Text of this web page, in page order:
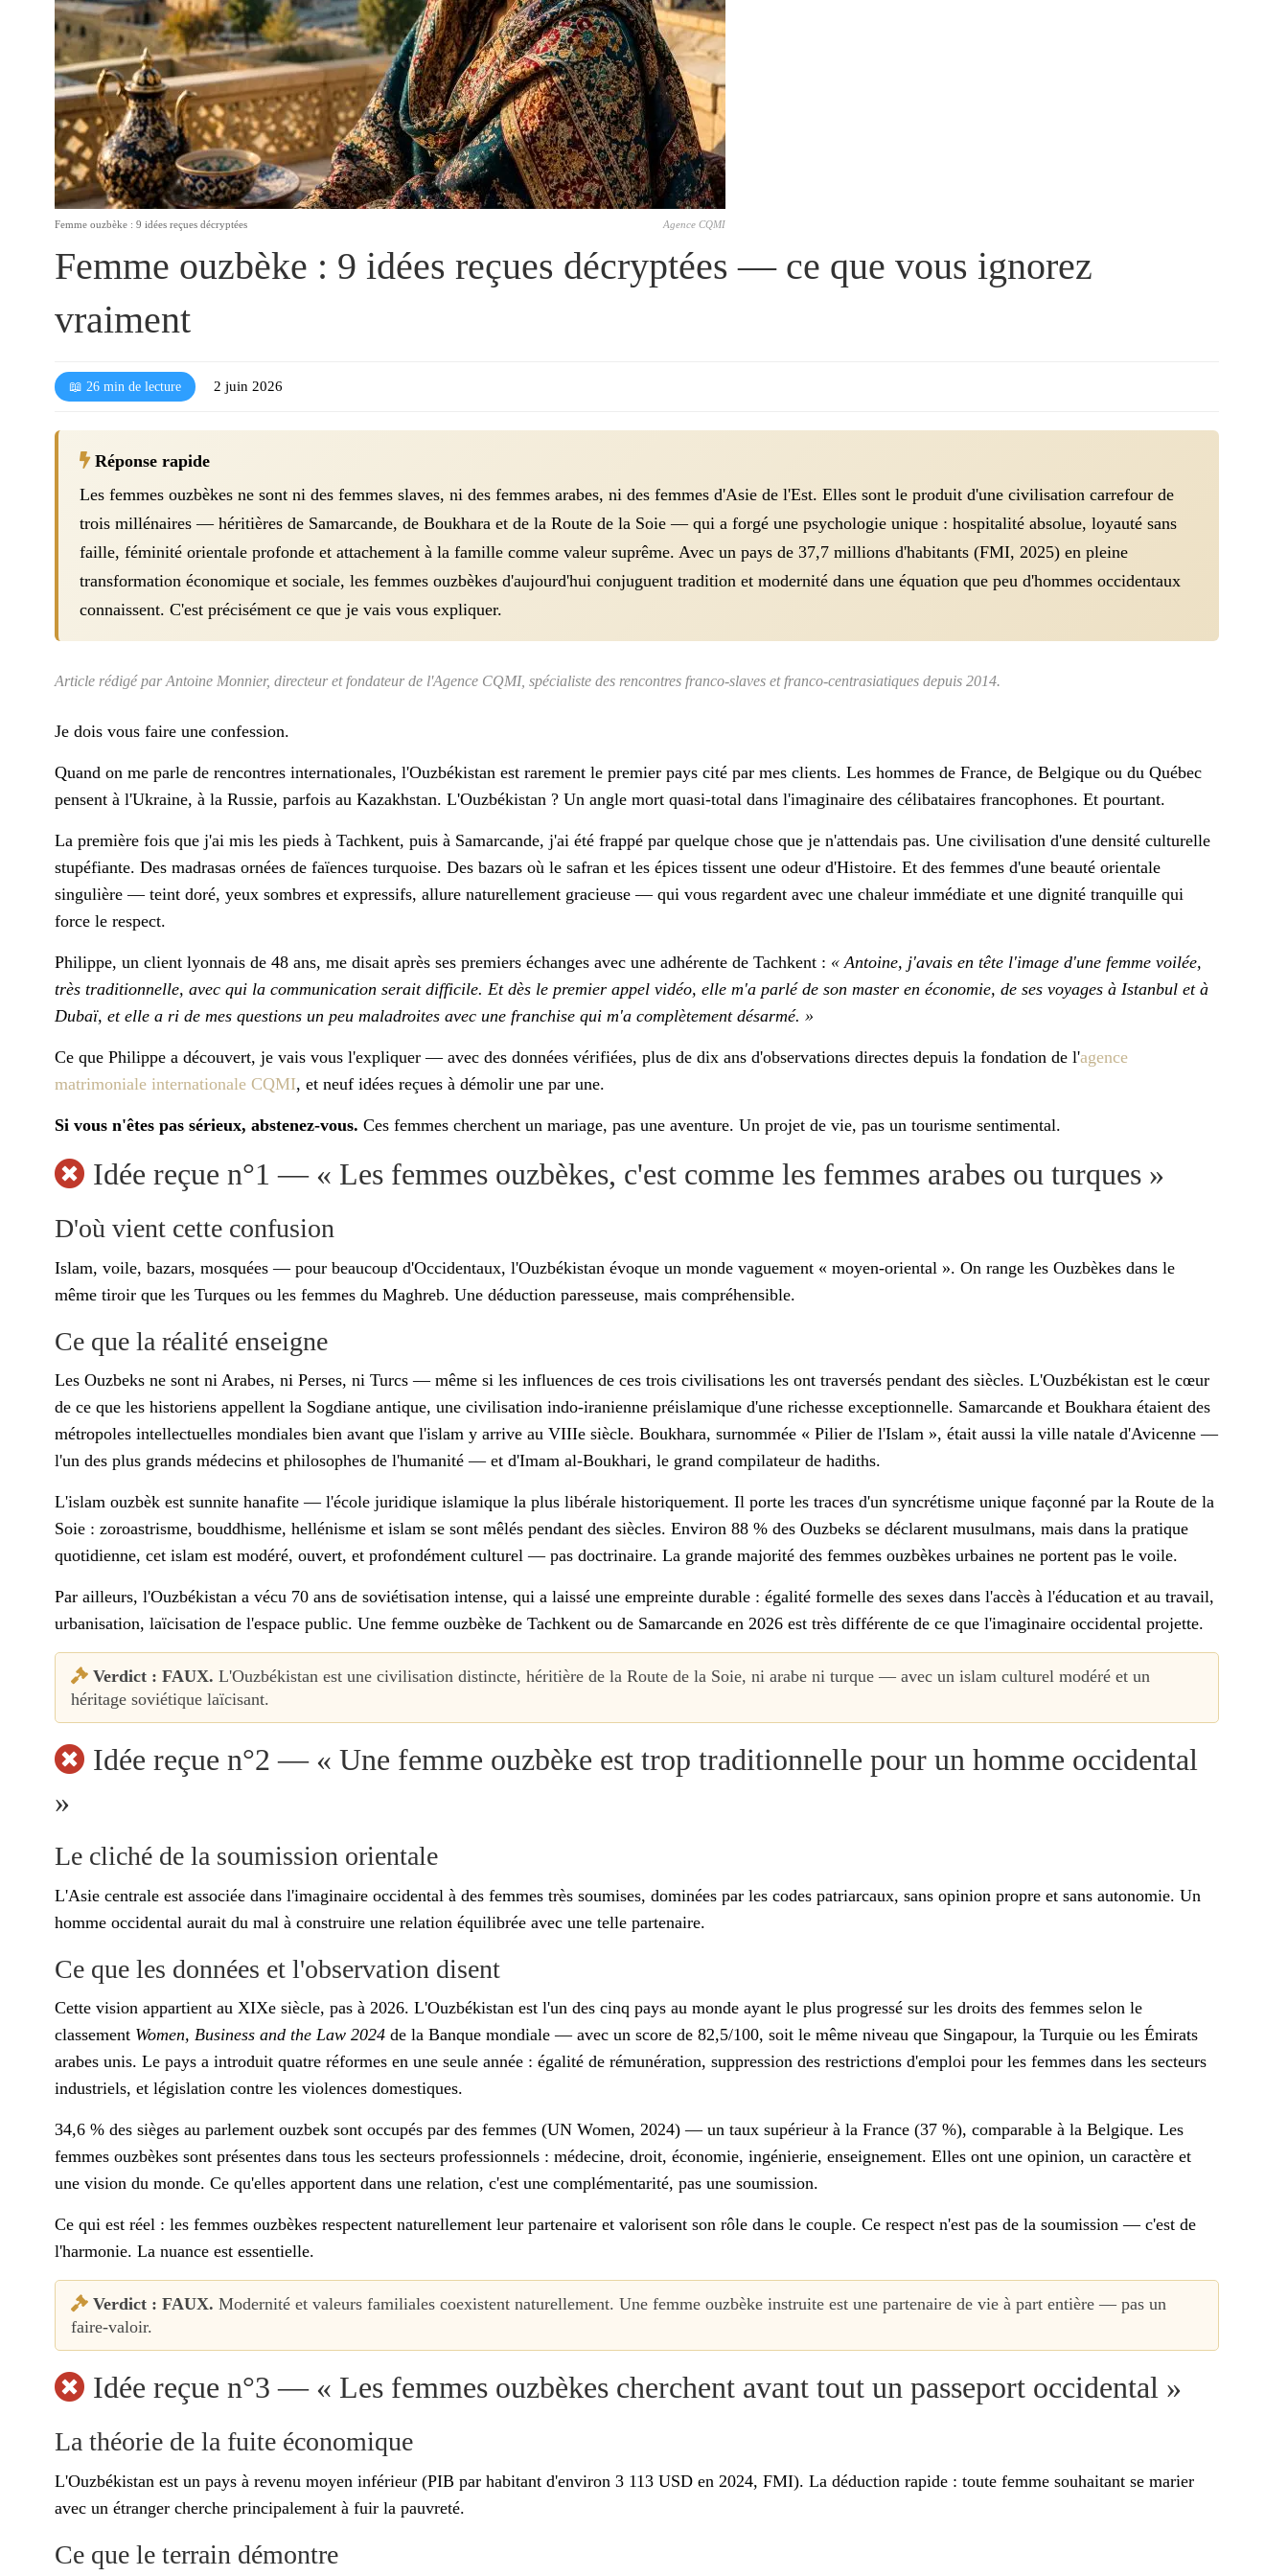
l
é
Femme ouzbèke : 9 idées reçues décryptées Agence CQMI
Femme ouzbèke : 9 idées reçues décryptées — ce que vous ignorez
vraiment
📖 26 min de lecture 2 juin 2026
Réponse rapide
Les femmes ouzbèkes ne sont ni des femmes slaves, ni des femmes arabes, ni des femmes d'Asie de l'Est. Elles sont le produit d'une civilisation carrefour de
trois millénaires — héritières de Samarcande, de Boukhara et de la Route de la Soie — qui a forgé une psychologie unique : hospitalité absolue, loyauté sans
faille, féminité orientale profonde et attachement à la famille comme valeur suprême. Avec un pays de 37,7 millions d'habitants (FMI, 2025) en pleine
transformation économique et sociale, les femmes ouzbèkes d'aujourd'hui conjuguent tradition et modernité dans une équation que peu d'hommes occidentaux
connaissent. C'est précisément ce que je vais vous expliquer.
Article rédigé par Antoine Monnier, directeur et fondateur de l'Agence CQMI, spécialiste des rencontres franco-slaves et franco-centrasiatiques depuis 2014.
Je dois vous faire une confession.
Quand on me parle de rencontres internationales, l'Ouzbékistan est rarement le premier pays cité par mes clients. Les hommes de France, de Belgique ou du Québec
pensent à l'Ukraine, à la Russie, parfois au Kazakhstan. L'Ouzbékistan ? Un angle mort quasi-total dans l'imaginaire des célibataires francophones. Et pourtant.
La première fois que j'ai mis les pieds à Tachkent, puis à Samarcande, j'ai été frappé par quelque chose que je n'attendais pas. Une civilisation d'une densité culturelle
stupéfiante. Des madrasas ornées de faïences turquoise. Des bazars où le safran et les épices tissent une odeur d'Histoire. Et des femmes d'une beauté orientale
singulière — teint doré, yeux sombres et expressifs, allure naturellement gracieuse — qui vous regardent avec une chaleur immédiate et une dignité tranquille qui
force le respect.
Philippe, un client lyonnais de 48 ans, me disait après ses premiers échanges avec une adhérente de Tachkent : « Antoine, j'avais en tête l'image d'une femme voilée,
très traditionnelle, avec qui la communication serait difficile. Et dès le premier appel vidéo, elle m'a parlé de son master en économie, de ses voyages à Istanbul et à
Dubaï, et elle a ri de mes questions un peu maladroites avec une franchise qui m'a complètement désarmé. »
Ce que Philippe a découvert, je vais vous l'expliquer — avec des données vérifiées, plus de dix ans d'observations directes depuis la fondation de l'agence
matrimoniale internationale CQMI, et neuf idées reçues à démolir une par une.
Si vous n'êtes pas sérieux, abstenez-vous. Ces femmes cherchent un mariage, pas une aventure. Un projet de vie, pas un tourisme sentimental.
Idée reçue n°1 — « Les femmes ouzbèkes, c'est comme les femmes arabes ou turques »
D'où vient cette confusion
Islam, voile, bazars, mosquées — pour beaucoup d'Occidentaux, l'Ouzbékistan évoque un monde vaguement « moyen-oriental ». On range les Ouzbèkes dans le
même tiroir que les Turques ou les femmes du Maghreb. Une déduction paresseuse, mais compréhensible.
Ce que la réalité enseigne
Les Ouzbeks ne sont ni Arabes, ni Perses, ni Turcs — même si les influences de ces trois civilisations les ont traversés pendant des siècles. L'Ouzbékistan est le cœur
de ce que les historiens appellent la Sogdiane antique, une civilisation indo-iranienne préislamique d'une richesse exceptionnelle. Samarcande et Boukhara étaient des
métropoles intellectuelles mondiales bien avant que l'islam y arrive au VIIIe siècle. Boukhara, surnommée « Pilier de l'Islam », était aussi la ville natale d'Avicenne —
l'un des plus grands médecins et philosophes de l'humanité — et d'Imam al-Boukhari, le grand compilateur de hadiths.
L'islam ouzbèk est sunnite hanafite — l'école juridique islamique la plus libérale historiquement. Il porte les traces d'un syncrétisme unique façonné par la Route de la
Soie : zoroastrisme, bouddhisme, hellénisme et islam se sont mêlés pendant des siècles. Environ 88 % des Ouzbeks se déclarent musulmans, mais dans la pratique
quotidienne, cet islam est modéré, ouvert, et profondément culturel — pas doctrinaire. La grande majorité des femmes ouzbèkes urbaines ne portent pas le voile.
Par ailleurs, l'Ouzbékistan a vécu 70 ans de soviétisation intense, qui a laissé une empreinte durable : égalité formelle des sexes dans l'accès à l'éducation et au travail,
urbanisation, laïcisation de l'espace public. Une femme ouzbèke de Tachkent ou de Samarcande en 2026 est très différente de ce que l'imaginaire occidental projette.
Verdict : FAUX. L'Ouzbékistan est une civilisation distincte, héritière de la Route de la Soie, ni arabe ni turque — avec un islam culturel modéré et un
héritage soviétique laïcisant.
Idée reçue n°2 — « Une femme ouzbèke est trop traditionnelle pour un homme occidental
»
Le cliché de la soumission orientale
L'Asie centrale est associée dans l'imaginaire occidental à des femmes très soumises, dominées par les codes patriarcaux, sans opinion propre et sans autonomie. Un
homme occidental aurait du mal à construire une relation équilibrée avec une telle partenaire.
Ce que les données et l'observation disent
Cette vision appartient au XIXe siècle, pas à 2026. L'Ouzbékistan est l'un des cinq pays au monde ayant le plus progressé sur les droits des femmes selon le
classement Women, Business and the Law 2024 de la Banque mondiale — avec un score de 82,5/100, soit le même niveau que Singapour, la Turquie ou les Émirats
arabes unis. Le pays a introduit quatre réformes en une seule année : égalité de rémunération, suppression des restrictions d'emploi pour les femmes dans les secteurs
industriels, et législation contre les violences domestiques.
34,6 % des sièges au parlement ouzbek sont occupés par des femmes (UN Women, 2024) — un taux supérieur à la France (37 %), comparable à la Belgique. Les
femmes ouzbèkes sont présentes dans tous les secteurs professionnels : médecine, droit, économie, ingénierie, enseignement. Elles ont une opinion, un caractère et
une vision du monde. Ce qu'elles apportent dans une relation, c'est une complémentarité, pas une soumission.
Ce qui est réel : les femmes ouzbèkes respectent naturellement leur partenaire et valorisent son rôle dans le couple. Ce respect n'est pas de la soumission — c'est de
l'harmonie. La nuance est essentielle.
Verdict : FAUX. Modernité et valeurs familiales coexistent naturellement. Une femme ouzbèke instruite est une partenaire de vie à part entière — pas un
faire-valoir.
Idée reçue n°3 — « Les femmes ouzbèkes cherchent avant tout un passeport occidental »
La théorie de la fuite économique
L'Ouzbékistan est un pays à revenu moyen inférieur (PIB par habitant d'environ 3 113 USD en 2024, FMI). La déduction rapide : toute femme souhaitant se marier
avec un étranger cherche principalement à fuir la pauvreté.
Ce que le terrain démontre